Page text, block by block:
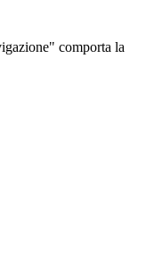
comporta la